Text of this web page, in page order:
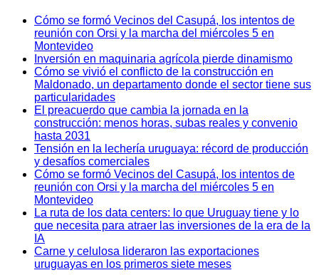
Cómo se formó Vecinos del Casupá, los intentos de
reunión con Orsi y la marcha del miércoles 5 en
Montevideo
Inversión en maquinaria agrícola pierde dinamismo
Cómo se vivió el conflicto de la construcción en
Maldonado, un departamento donde el sector tiene sus
particularidades
El preacuerdo que cambia la jornada en la
construcción: menos horas, subas reales y convenio
hasta 2031
Tensión en la lechería uruguaya: récord de producción
y desafíos comerciales
Cómo se formó Vecinos del Casupá, los intentos de
reunión con Orsi y la marcha del miércoles 5 en
Montevideo
La ruta de los data centers: lo que Uruguay tiene y lo
que necesita para atraer las inversiones de la era de la
IA
Carne y celulosa lideraron las exportaciones
uruguayas en los primeros siete meses